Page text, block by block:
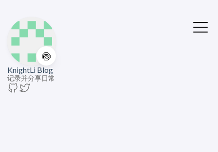
🍥
KnightLi Blog
记录并分享日常